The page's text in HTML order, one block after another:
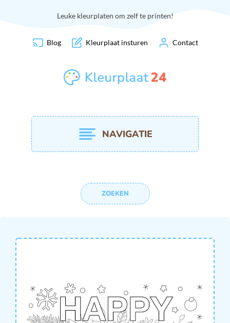
Leuke kleurplaten om zelf te printen!
Blog Kleurplaat insturen Contact
NAVIGATIE
ZOEKEN